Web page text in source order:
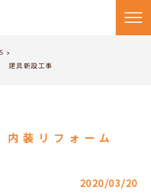
>
建具新設工事
装リフォーム
2020/03/20